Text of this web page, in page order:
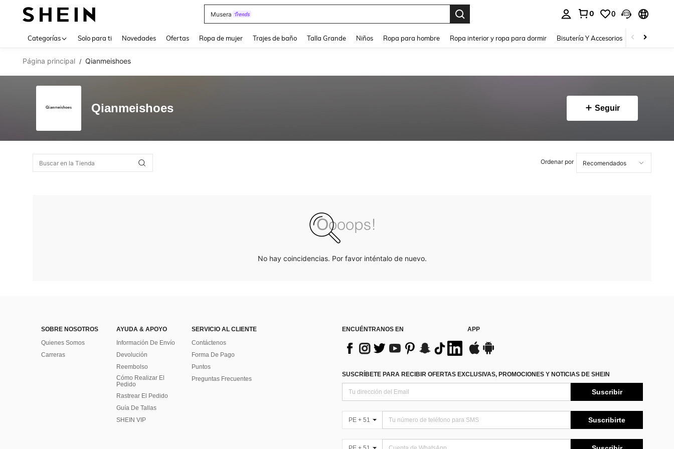
Musera
0 0
Categorías Solo para ti Novedades Ofertas Ropa de mujer Trajes de baño Talla Grande Niños Ropa para hombre Ropa interior y ropa para dormir Bisutería Y Accesorios Zapatos
Página principal / Qianmeishoes
Qianmeishoes Seguir
Ordenar por
No hay coincidencias. Por favor inténtalo de nuevo.
SOBRE NOSOTROS
Quienes Somos
Carreras
AYUDA & APOYO
Información De Envío
Devolución
Reembolso
Cómo Realizar El
Pedido
Rastrear El Pedido
Guía De Tallas
SHEIN VIP
SERVICIO AL CLIENTE
Contáctenos
Forma De Pago
Puntos
Preguntas Frecuentes
ENCUÉNTRANOS EN APP
SUSCRÍBETE PARA RECIBIR OFERTAS EXCLUSIVAS, PROMOCIONES Y NOTICIAS DE SHEIN
Suscribir
PE + 51 Suscribirte